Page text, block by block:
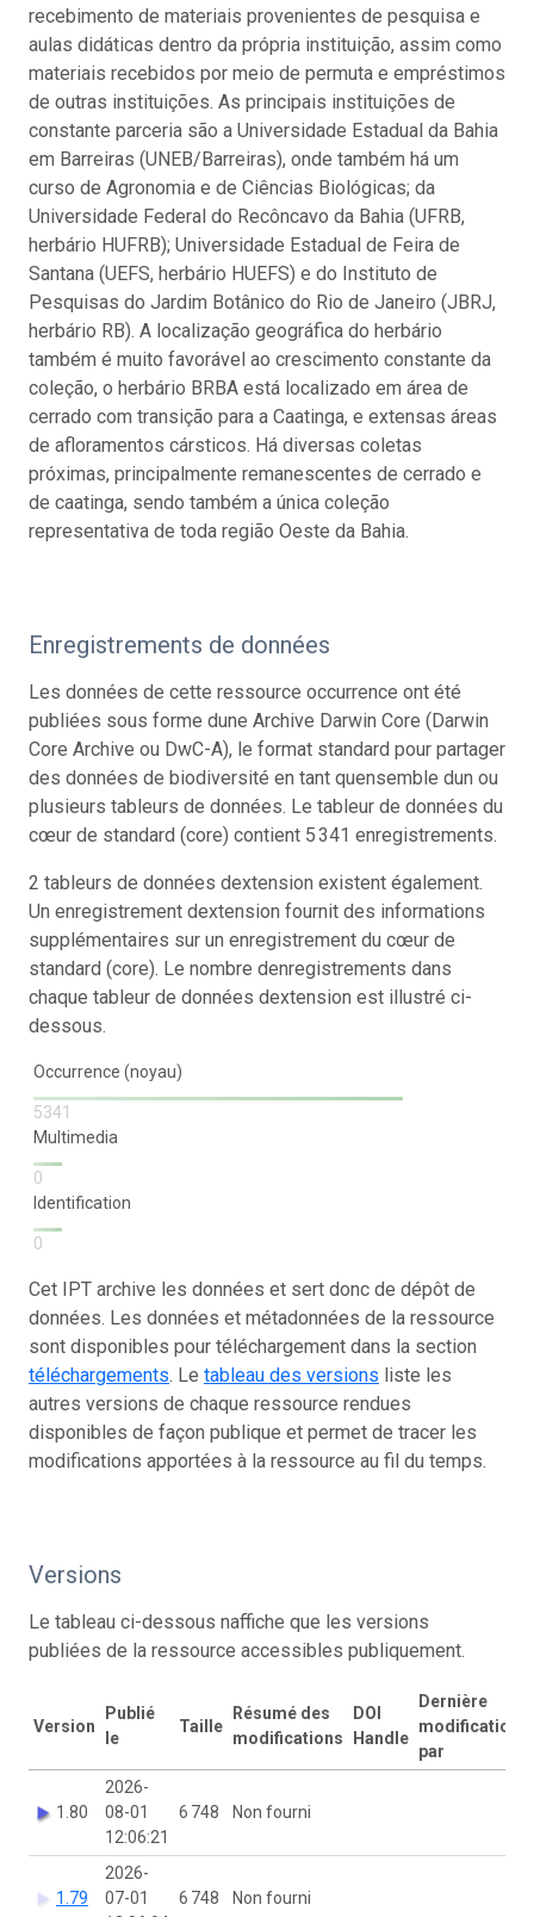
recebimento de materiais provenientes de pesquisa e
aulas didáticas dentro da própria instituição, assim como
materiais recebidos por meio de permuta e empréstimos
de outras instituições. As principais instituições de
constante parceria são a Universidade Estadual da Bahia
em Barreiras (UNEB/Barreiras), onde também há um
curso de Agronomia e de Ciências Biológicas; da
Universidade Federal do Recôncavo da Bahia (UFRB,
herbário HUFRB); Universidade Estadual de Feira de
Santana (UEFS, herbário HUEFS) e do Instituto de
Pesquisas do Jardim Botânico do Rio de Janeiro (JBRJ,
herbário RB). A localização geográfica do herbário
também é muito favorável ao crescimento constante da
coleção, o herbário BRBA está localizado em área de
cerrado com transição para a Caatinga, e extensas áreas
de afloramentos cársticos. Há diversas coletas
próximas, principalmente remanescentes de cerrado e
de caatinga, sendo também a única coleção
representativa de toda região Oeste da Bahia.
Enregistrements de données
Les données de cette ressource occurrence ont été
publiées sous forme dune Archive Darwin Core (Darwin
Core Archive ou DwC-A), le format standard pour partager
des données de biodiversité en tant quensemble dun ou
plusieurs tableurs de données. Le tableur de données du
cœur de standard (core) contient 5 341 enregistrements.
2 tableurs de données dextension existent également.
Un enregistrement dextension fournit des informations
supplémentaires sur un enregistrement du cœur de
standard (core). Le nombre denregistrements dans
chaque tableur de données dextension est illustré ci-
dessous.
Occurrence (noyau)
5341
Multimedia
0
Identification
0
Cet IPT archive les données et sert donc de dépôt de
données. Les données et métadonnées de la ressource
sont disponibles pour téléchargement dans la section
téléchargements. Le tableau des versions liste les
autres versions de chaque ressource rendues
disponibles de façon publique et permet de tracer les
modifications apportées à la ressource au fil du temps.
Versions
Le tableau ci-dessous naffiche que les versions
publiées de la ressource accessibles publiquement.
Version
Publié
le
Taille
Résumé des
modifications
DOI
Handle
Dernière
modification
par
1.80
2026-
08-01
12:06:21
6 748 Non fourni
1.79
2026-
07-01
6 748 Non fourni